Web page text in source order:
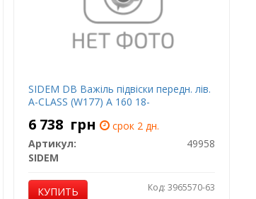
SIDEM DB Важіль підвіски передн. лів.
A-CLASS (W177) A 160 18-
6 738 грн
срок 2 дн.
Артикул:
49958
SIDEM
КУПИТЬ Код: 3965570-63